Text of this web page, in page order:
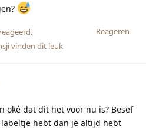
Reageren
vinden dit leuk
oké dat dit het voor nu is? Besef
hebt dan je altijd hebt